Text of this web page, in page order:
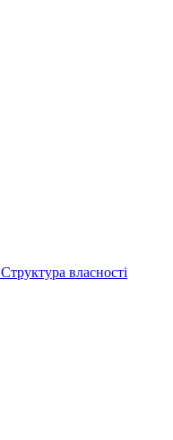
Структура власності